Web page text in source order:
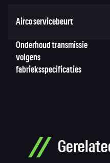
Airco servicebeurt
Onderhoud transmissie
volgens
fabrieksspecificaties